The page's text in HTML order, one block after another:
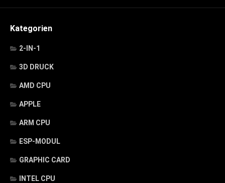
Kategorien
2-IN-1
3D DRUCK
AMD CPU
APPLE
ARM CPU
ESP-MODUL
GRAPHIC CARD
INTEL CPU